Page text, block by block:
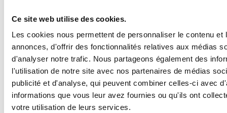
Ce site web utilise des cookies.
Les cookies nous permettent de personnaliser le contenu et
annonces, d'offrir des fonctionnalités relatives aux médias
d'analyser notre trafic. Nous partageons également des
l'utilisation de notre site avec nos partenaires de médias
publicité et d'analyse, qui peuvent combiner celles-ci avec
informations que vous leur avez fournies ou qu'ils ont
votre utilisation de leurs services.
Top 10 des villas les plus charmantes de
Cordoue (Espagne)
Découvrez la liste des dix villas les plus charmantes de Cordoue et
trouvez l’endroit parfait pour vos vacances si méritées. ...[lire plus]